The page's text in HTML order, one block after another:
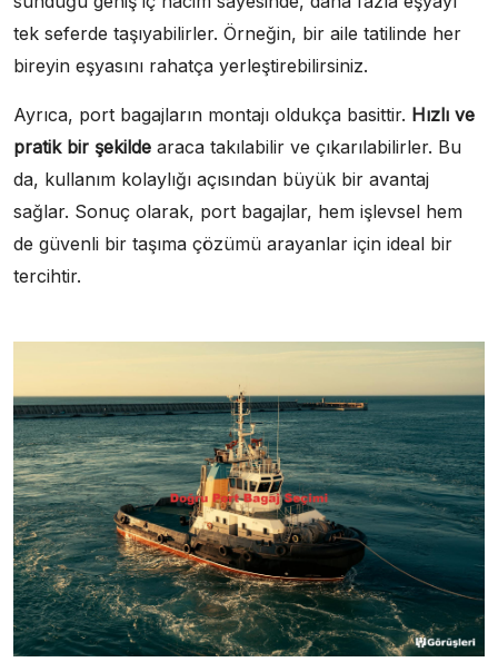
tek seferde taşıyabilirler. Örneğin, bir aile tatilinde her
bireyin eşyasını rahatça yerleştirebilirsiniz.
Ayrıca, port bagajların montajı oldukça basittir. Hızlı ve
pratik bir şekilde araca takılabilir ve çıkarılabilirler. Bu
da, kullanım kolaylığı açısından büyük bir avantaj
sağlar. Sonuç olarak, port bagajlar, hem işlevsel hem
de güvenli bir taşıma çözümü arayanlar için ideal bir
tercihtir.